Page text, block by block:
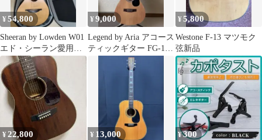
¥54,800
Sheeran by Lowden W01
エド・シーラン愛用サ
イズ
¥9,000
Legend by Aria アコース
ティックギター FG-15
アクセサリー付
¥5,800
Westone F-13 マツモク
弦新品
¥22,800 ¥ 13,000 ¥300